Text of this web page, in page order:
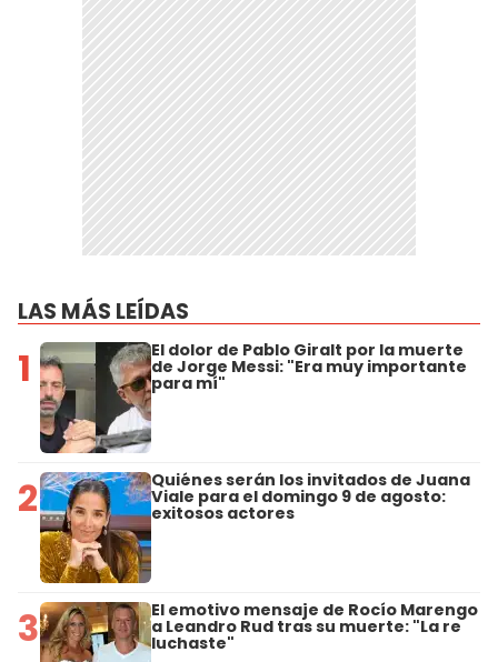
LAS MÁS LEÍDAS
1 El dolor de Pablo Giralt por la muerte
de Jorge Messi: "Era muy importante
para mí"
2 Quiénes serán los invitados de Juana
Viale para el domingo 9 de agosto:
exitosos actores
3 El emotivo mensaje de Rocío Marengo
a Leandro Rud tras su muerte: "La re
luchaste"